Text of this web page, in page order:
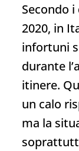
Secondo
2020, in
infortuni
durante
itinere.
un calo
ma la